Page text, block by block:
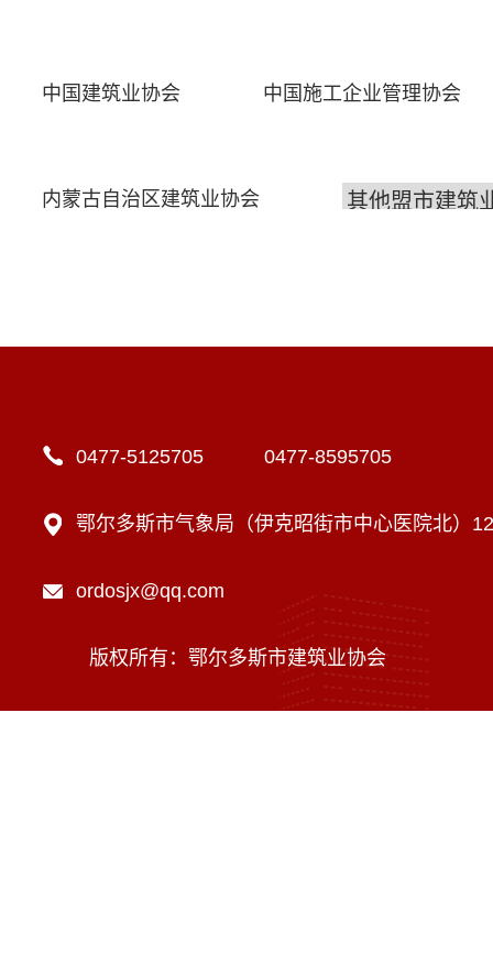
中国建筑业协会 中国施工企业管理协会
内蒙古自治区建筑业协会
0477-5125705 0477-8595705
鄂尔多斯市气象局（伊克昭街市中心医院北）
ordosjx@qq.com
版权所有：鄂尔多斯市建筑业协会